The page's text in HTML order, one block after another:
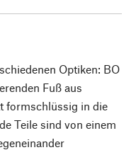
Optiken: BO
Fuß aus
formschlüssig in die
Teile sind von einem